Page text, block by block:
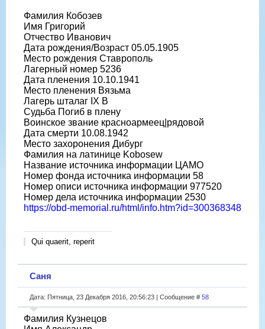
Фамилия Кобозев
Имя Григорий
Отчество Иванович
Дата рождения/Возраст 05.05.1905
Место рождения Ставрополь
Лагерный номер 5236
Дата пленения 10.10.1941
Место пленения Вязьма
Лагерь шталаг IX B
Судьба Погиб в плену
Воинское звание красноармеец|рядовой
Дата смерти 10.08.1942
Место захоронения Дибург
Фамилия на латинице Kobosew
Название источника информации ЦАМО
Номер фонда источника информации 58
Номер описи источника информации 977520
Номер дела источника информации 2530
https://obd-memorial.ru/html/info.htm?id=300368348
Qui quaerit, reperit
Саня
Дата: Пятница, 23 Декабря 2016, 20:56:23 | Сообщение # 58
Фамилия Кузнецов